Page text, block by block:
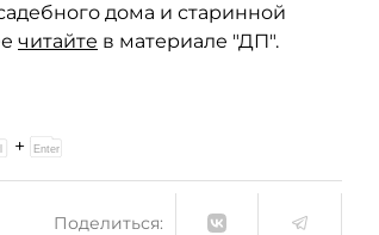
дома и старинной
читайте в материале "ДП".
+
Поделиться: